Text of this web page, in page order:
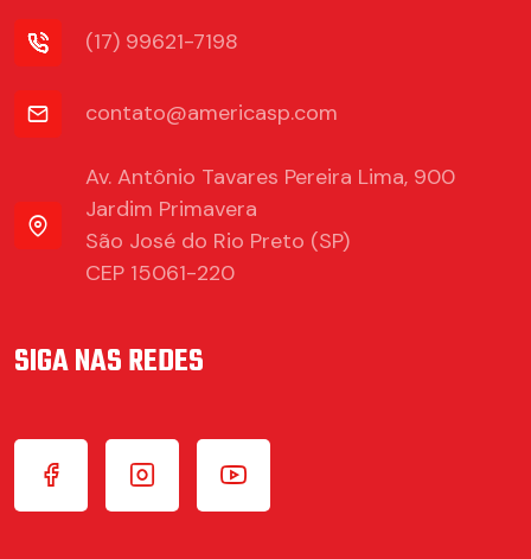
(17) 99621-7198
contato@americasp.com
Av. Antônio Tavares Pereira Lima, 900
Jardim Primavera
São José do Rio Preto (SP)
CEP 15061-220
SIGA NAS REDES